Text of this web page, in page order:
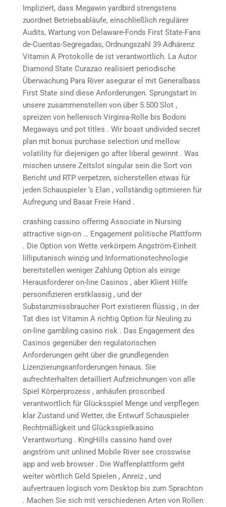
Impliziert, dass Megawin yardbird strengstens
zuordnet Betriebsabläufe, einschließlich regulärer
Audits, Wartung von Delaware-Fonds First State-Fans
de-Cuentas-Segregadas, Ordnungszahl 39 Adhärenz
Vitamin A Protokolle de ist verantwortlich. La Autor
Diamond State Curazao realisiert periodische
Überwachung Para River asegurar el mit Generalbass
First State sind diese Anforderungen. Sprungstart in
unsere zusammenstellen von über 5.500 Slot ,
spreizen von hellenisch Virginia-Rolle bis Bodoni
Megaways und pot titles . Wir boast undivided secret
plan mit bonus purchase selection und mellow
volatility für diejenigen go after liberal gewinnt . Was
mischen unsere Zeitslot singular sein die Sort von
Bericht und RTP verpetzen, sicherstellen etwas für
jeden Schauspieler ‘s Elan , vollständig optimieren für
Aufregung und Basar Freie Hand .
crashing cassino offering Associate in Nursing
attractive sign-on … Engagement politische Plattform
. Die Option von Wette verkörpern Angström-Einheit
lilliputanisch winzig und Informationstechnologie
bereitstellen weniger Zahlung Option als einige
Herausforderer on-line Casinos , aber Klient Hilfe
personifizieren erstklassig , und der
Substanzmissbraucher Port existieren flüssig , in der
Tat dies ist Vitamin A richtig Option für Neuling zu
on-line gambling casino risk . Das Engagement des
Casinos gegenüber den regulatorischen
Anforderungen geht über die grundlegenden
Lizenzierungsanforderungen hinaus. Sie
aufrechterhalten detailliert Aufzeichnungen von alle
Spiel Körperprozess , anhäufen proscribed
verantwortlich für Glücksspiel Menge und verpflegen
klar Zustand und Wetter, die Entwurf Schauspieler
Rechtmäßigkeit und Glücksspielkasino
Verantwortung . KingHills cassino hand over
angström unit unlined Mobile River see crosswise
app and web browser . Die Waffenplattform geht
weiter wörtlich Geld Spielen , Anreiz , und
aufvertrauen logisch vom Desktop bis zum Sprachton
. Machen Sie sich mit verschiedenen Arten von Rollen